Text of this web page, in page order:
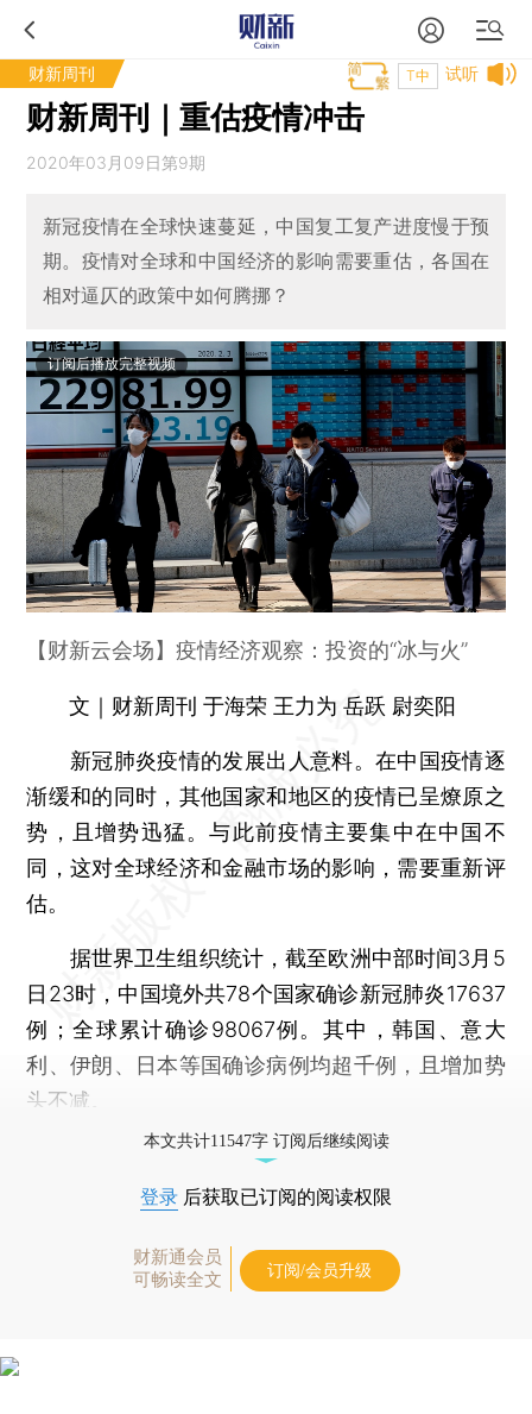
财新周刊 试听
T中
财新周刊｜重估疫情冲击
2020年03月09日第9期
新冠疫情在全球快速蔓延，中国复工复产进度慢于预
期。疫情对全球和中国经济的影响需要重估，各国在
相对逼仄的政策中如何腾挪？
订阅后播放完整视频
【财新云会场】疫情经济观察：投资的“冰与火”
文｜财新周刊 于海荣 王力为 岳跃 尉奕阳
新冠肺炎疫情的发展出人意料。在中国疫情逐
渐缓和的同时，其他国家和地区的疫情已呈燎原之
势，且增势迅猛。与此前疫情主要集中在中国不
同，这对全球经济和金融市场的影响，需要重新评
估。
据世界卫生组织统计，截至欧洲中部时间3月5
日23时，中国境外共78个国家确诊新冠肺炎17637
例；全球累计确诊98067例。其中，韩国、意大
利、伊朗、日本等国确诊病例均超千例，且增加势
头不减。
本文共计11547字 订阅后继续阅读
登录 后获取已订阅的阅读权限
财新通会员
可畅读全文
订阅/会员升级